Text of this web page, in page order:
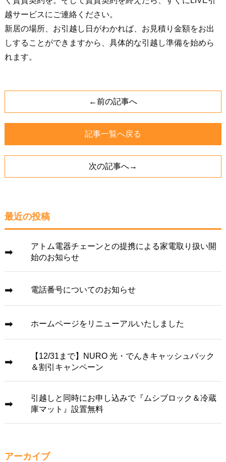
越サービスにご連絡ください。
新居の場所、お引越し日がわかれば、お見積り金額をお出
しすることができますから、具体的な引越し準備を始めら
れます。
←前の記事へ
記事一覧へ戻る
次の記事へ→
最近の投稿
アトム電器チェーンとの提携による家電取り扱い開
始のお知らせ
電話番号についてのお知らせ
ホームページをリニューアルいたしました
【12/31まで】NURO 光・でんきキャッシュバック
＆割引キャンペーン
引越しと同時にお申し込みで『ムシブロック＆冷蔵
庫マット』設置無料
アーカイブ